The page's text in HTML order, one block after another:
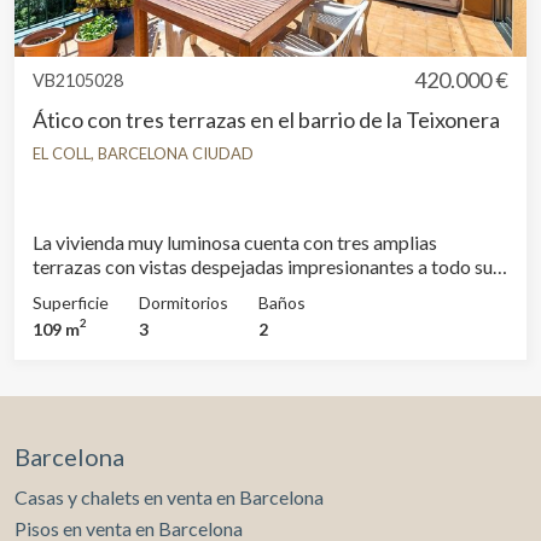
VB2105028
420.000 €
Ático con tres terrazas en el barrio de la Teixonera
EL COLL, BARCELONA CIUDAD
La vivienda muy luminosa cuenta con tres amplias
terrazas con vistas despejadas impresionantes a todo su
distribuye en 3 dormitorios + una sala despacho para
teletrabajo, 2 baños completos y una cocina abierta al
accede a una primera terraza, y los dos baños. Al llegar al
terraza. Desde la sala accedemos a las otras habitaciones
y la tercera terraza con vistas al parque de la Creuta del
Superficie
109 m2
Dormitorios
3
Baños
2
Barcelona
Casas y chalets en venta en Barcelona
Pisos en venta en Barcelona